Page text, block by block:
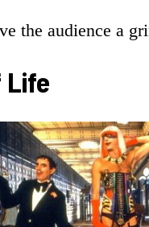
the audience a
Life